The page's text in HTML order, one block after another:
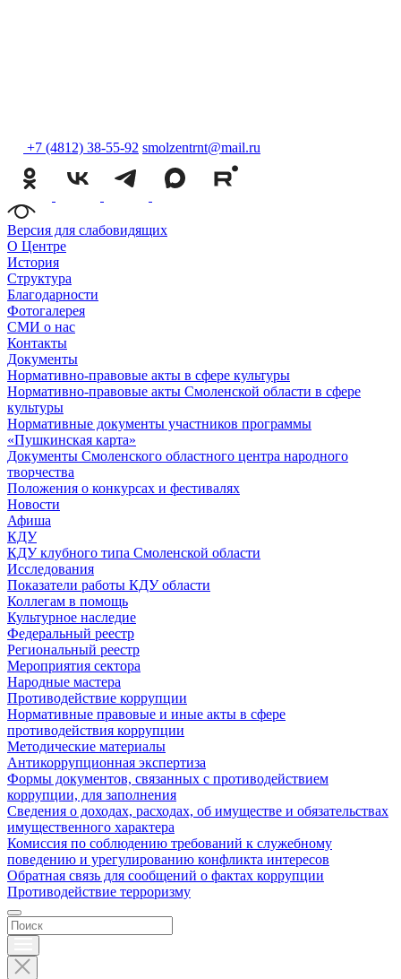
+7 (4812) 38-55-92 smolzentrnt@mail.ru
Версия для слабовидящих
О Центре
История
Структура
Благодарности
Фотогалерея
СМИ о нас
Контакты
Документы
Нормативно-правовые акты в сфере культуры
Нормативно-правовые акты Смоленской области в сфере
культуры
Нормативные документы участников программы
«Пушкинская карта»
Документы Смоленского областного центра народного
творчества
Положения о конкурсах и фестивалях
Новости
Афиша
КДУ
КДУ клубного типа Смоленской области
Исследования
Показатели работы КДУ области
Коллегам в помощь
Культурное наследие
Федеральный реестр
Региональный реестр
Мероприятия сектора
Народные мастера
Противодействие коррупции
Нормативные правовые и иные акты в сфере
противодействия коррупции
Методические материалы
Антикоррупционная экспертиза
Формы документов, связанных с противодействием
коррупции, для заполнения
Сведения о доходах, расходах, об имуществе и обязательствах
имущественного характера
Комиссия по соблюдению требований к служебному
поведению и урегулированию конфликта интересов
Обратная связь для сообщений о фактах коррупции
Противодействие терроризму